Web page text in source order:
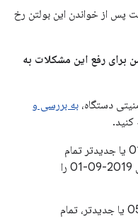
پس از خواندن این بولتن رخ
برای رفع این مشکلات به
دستگاه، به بررسی و
کنید.
سطوح وصله امنیتی 2019-09-01 یا جدیدتر تمام
مسائل مرتبط با سطح وصله امنیتی 2019-09-01 را
سطوح وصله امنیتی 2019-09-05 یا جدیدتر، تمام